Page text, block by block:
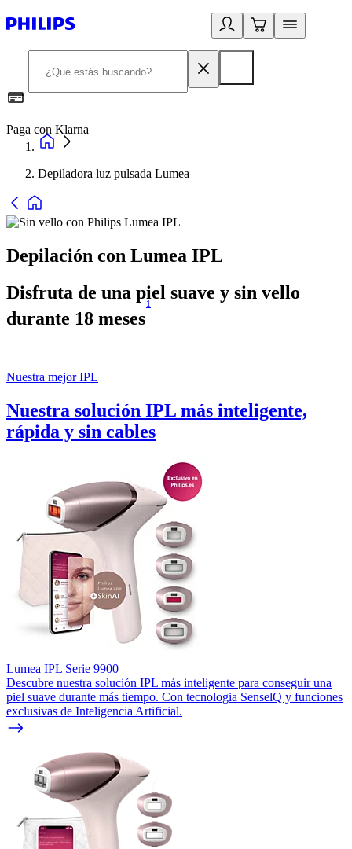
Paga con Klarna
Depiladora luz pulsada Lumea
Depilación con Lumea IPL
Disfruta de una piel suave y sin vello
durante 18 meses
1
Nuestra mejor IPL
Nuestra solución IPL más inteligente,
rápida y sin cables
Lumea IPL Serie 9900
Descubre nuestra solución IPL más inteligente para conseguir una
piel suave durante más tiempo. Con tecnologia SenselQ y funciones
exclusivas de Inteligencia Artificial.